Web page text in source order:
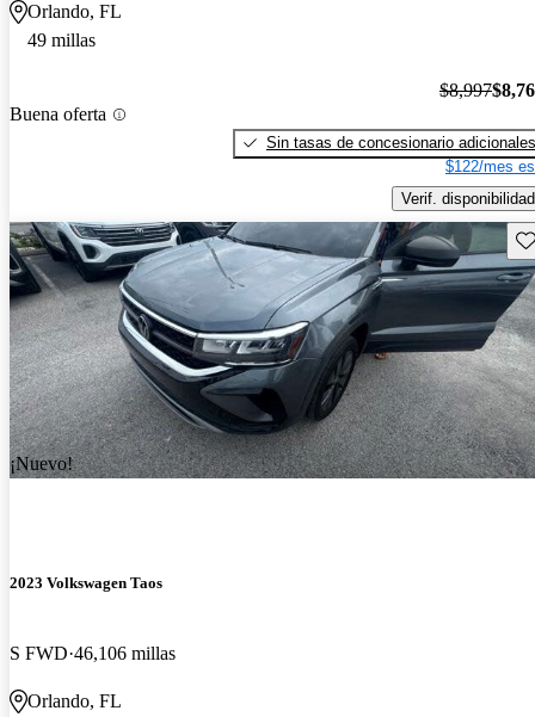
Orlando, FL
49 millas
Buena oferta
$8,997
Sin tasas de concesionario adicionales
$122/mes
Verif. disponibilidad
¡Nuevo!
2023 Volkswagen Taos
S FWD 46,106 millas
Orlando, FL